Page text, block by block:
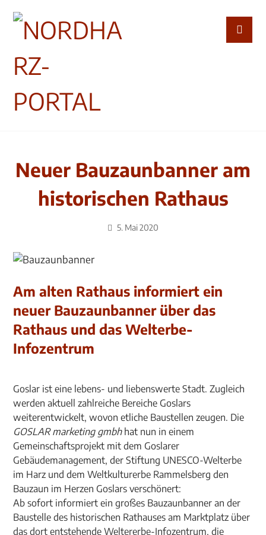
Neuer Bauzaunbanner am
historischen Rathaus
5. Mai 2020
Am alten Rathaus informiert ein
neuer Bauzaunbanner über das
Rathaus und das Welterbe-
Infozentrum
Goslar ist eine lebens- und liebenswerte Stadt. Zugleich
werden aktuell zahlreiche Bereiche Goslars
weiterentwickelt, wovon etliche Baustellen zeugen. Die
GOSLAR marketing gmbhhat nun in einem
Gemeinschaftsprojekt mit dem Goslarer
Gebäudemanagement, der Stiftung UNESCO-Welterbe
im Harz und dem Weltkulturerbe Rammelsberg den
Bauzaun im Herzen Goslars verschönert:
Ab sofort informiert ein großes Bauzaunbanner an der
Baustelle des historischen Rathauses am Marktplatz über
das dort entstehende Weltererbe-Infozentrum, die